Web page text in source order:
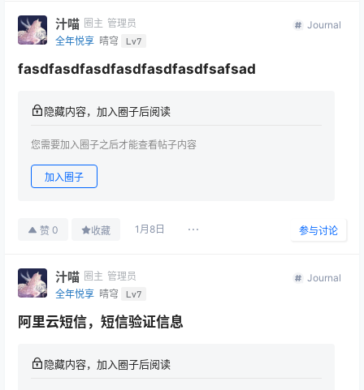
汁喵 圈主 管理员
全年悦享 晴穹 Lv7
Journal
fasdfasdfasdfasdfasdfasdfsafsad
隐藏内容，加入圈子后阅读
您需要加入圈子之后才能查看帖子内容
加入圈子
赞 0 收藏 1月8日 参与讨论
汁喵 圈主 管理员
全年悦享 晴穹 Lv7
Journal
阿里云短信，短信验证信息
隐藏内容，加入圈子后阅读